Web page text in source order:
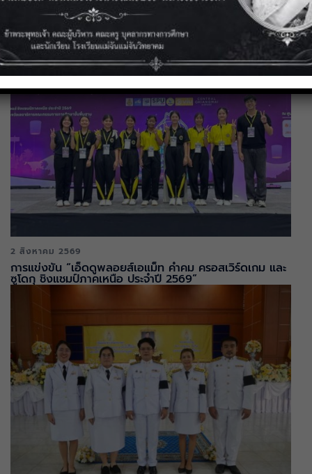
การประชุมเชิงปฏิบัติการและการแลกเปลี่ยนเรียนรู้วิธีปฏิบัติที่ดี
(Best Practice)
2 สิงหาคม 2569
การแข่งขัน “เอ็ดดูพลอยส์เอแม็ท คำคม ครอสเวิร์ดเกม และ
ซูโดกุ ชิงแชมป์ภาคเหนือ ประจำปี 2569“